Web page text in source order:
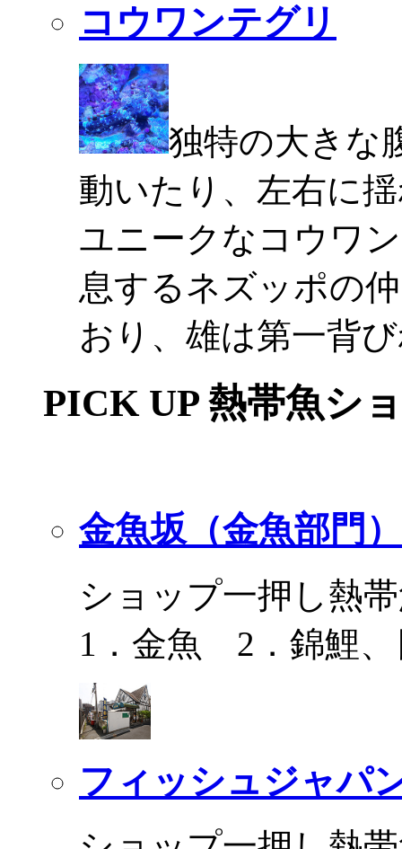
コウワンテグリ
独特の大きな
動いたり、左右に
ユニークなコウワ
息するネズッポの
おり、雄は第一背
PICK UP 熱帯魚シ
金魚坂（金魚部門）
ショップ一押し熱
1．金魚 2．錦鯉、
フィッシュジャパ